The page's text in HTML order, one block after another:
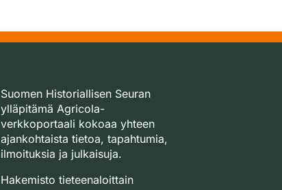
Suomen Historiallisen Seuran
ylläpitämä Agricola-
verkkoportaali kokoaa yhteen
ajankohtaista tietoa, tapahtumia,
ilmoituksia ja julkaisuja.
Hakemisto tieteenaloittain